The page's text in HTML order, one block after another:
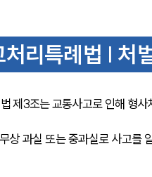
리특례법 | 처
제3조는 교통사고로 인해 형
상 과실 또는 중과실로 사고를